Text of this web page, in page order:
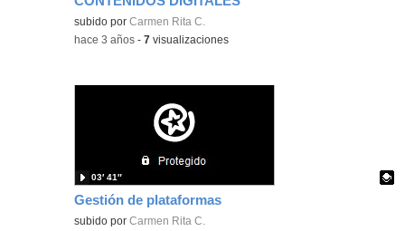
Contenido educativo.
subido porCarmen Rita C.
-hace 3 años -7 visualizaciones
Gestión de plataformas
Contenido educativo.
subido porCarmen Rita C.
03′ 41″